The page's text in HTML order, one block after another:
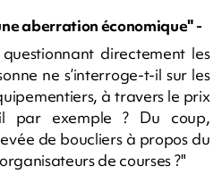
aberration économique" -
directement les
ne s’interroge-t-il sur les
à travers le prix
par exemple ? Du coup,
de boucliers à propos du
de courses ?"